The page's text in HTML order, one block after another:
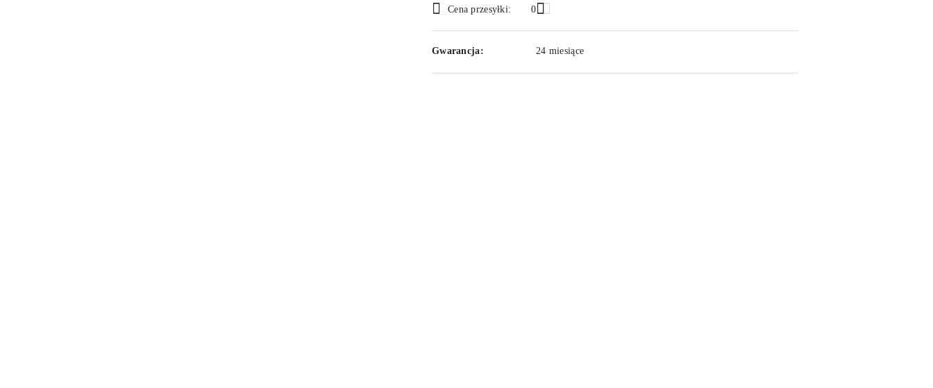
Cena przesyłki:
0
Gwarancja: 24 miesiące